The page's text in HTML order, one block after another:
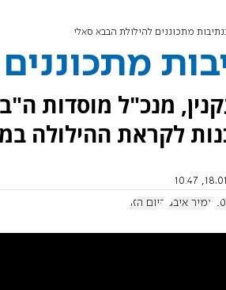
מתכוננים להילולת הבבא סאלי
מנכ"ל מוסדות
ההילולה במלאת 34 שנים לפטירת
אמיר איבגי היום הזה